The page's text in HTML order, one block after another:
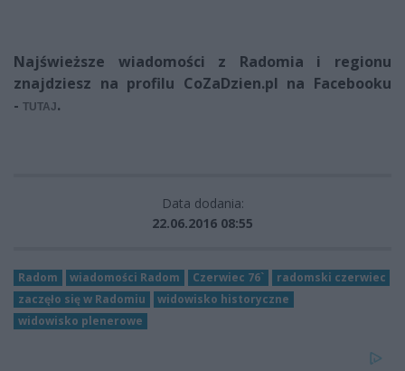
Najświeższe wiadomości z Radomia i regionu
znajdziesz na profilu CoZaDzien.pl na Facebooku
- TUTAJ.
Data dodania:
22.06.2016 08:55
Radom wiadomości Radom Czerwiec 76`
radomski czerwiec
zaczęło się w Radomiu
widowisko historyczne
widowisko plenerowe